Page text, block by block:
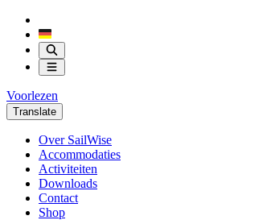
Voorlezen
Translate
Over SailWise
Accommodaties
Activiteiten
Downloads
Contact
Shop